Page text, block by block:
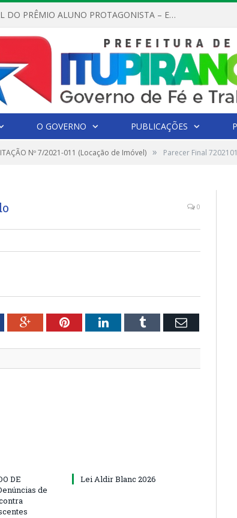
REGULAMENTO OFICIAL DO PRÊMIO ALUNO PROTAGONISTA – EDIÇÃO 2026
O GOVERNO PUBLICAÇÕES
Nº 7/2021-011 (Locação de Imóvel) » Parecer Final
0
Google+PinterestLinkedInTumblr Email
DE
de
Lei Aldir Blanc 2026